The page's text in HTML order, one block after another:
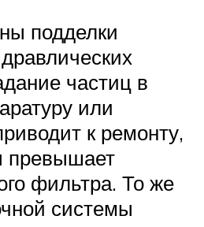
подделки
частиц в
или
к ремонту,
превышает
фильтра. То же
системы